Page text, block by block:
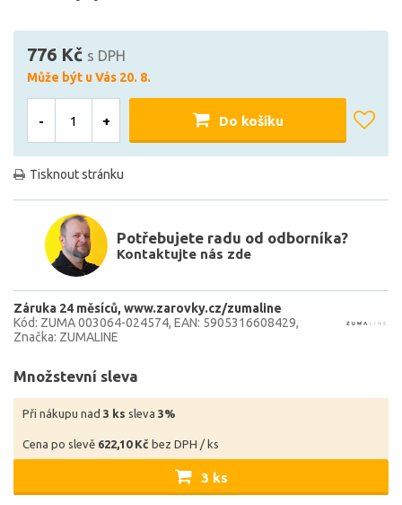
776 Kč s DPH
Může být u Vás 20. 8.
- + Do košíku
Tisknout stránku
Potřebujete radu od odborníka?
Kontaktujte nás zde
Záruka 24 měsíců www.zarovky.cz/zumaline
Kód: ZUMA 003064-024574 EAN: 5905316608429
Značka: ZUMALINE
Množstevní sleva
Při nákupu nad 3 ks sleva 3%
Cena po slevě 622,10 Kč bez DPH / ks
3 ks